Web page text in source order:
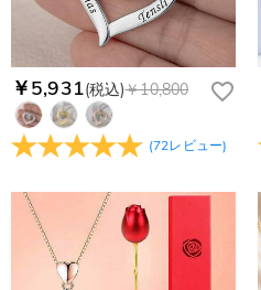
￥5,931(税込)￥10,800
(72レビュー)